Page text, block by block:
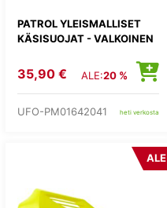
PATROL YLEISMALLISET
KÄSISUOJAT - VALKOINEN
35,90 € ALE:20 %
UFO-PM01642041 heti verkosta
ALE